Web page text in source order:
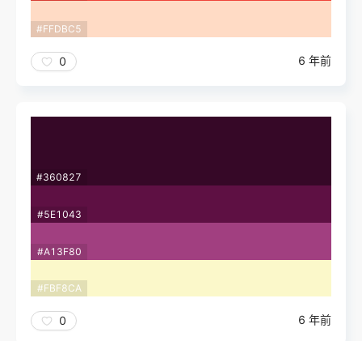
#FFDBC5
0 6 年前
#360827
#5E1043
#A13F80
#FBF8CA
0 6 年前